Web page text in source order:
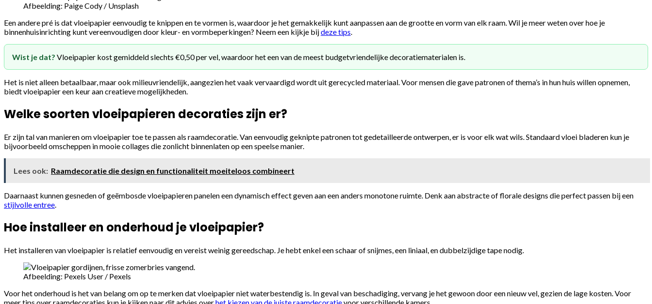
Afbeelding: Paige Cody / Unsplash
Een andere pré is dat vloeipapier eenvoudig te knippen en te vormen is, waardoor je het gemakkelijk kunt aanpassen aan de grootte en vorm van elk raam. Wil je meer weten over hoe je
binnenhuisinrichting kunt vereenvoudigen door kleur- en vormbeperkingen? Neem een kijkje bijdeze tips.
Wist je dat? Vloeipapier kost gemiddeld slechts €0,50 per vel, waardoor het een van de meest budgetvriendelijke decoratiematerialen is.
Het is niet alleen betaalbaar, maar ook milieuvriendelijk, aangezien het vaak vervaardigd wordt uit gerecycled materiaal. Voor mensen die gave patronen of thema’s in hun huis willen opnemen,
biedt vloeipapier een keur aan creatieve mogelijkheden.
Welke soorten vloeipapieren decoraties zijn er?
Er zijn tal van manieren om vloeipapier toe te passen als raamdecoratie. Van eenvoudig geknipte patronen tot gedetailleerde ontwerpen, er is voor elk wat wils. Standaard vloei bladeren kun je
bijvoorbeeld omscheppen in mooie collages die zonlicht binnenlaten op een speelse manier.
Lees ook: Raamdecoratie die design en functionaliteit moeiteloos combineert
Daarnaast kunnen gesneden of geëmbosde vloeipapieren panelen een dynamisch effect geven aan een anders monotone ruimte. Denk aan abstracte of florale designs die perfect passen bij een
stijlvolle entree
Hoe installeer en onderhoud je vloeipapier?
Het installeren van vloeipapier is relatief eenvoudig en vereist weinig gereedschap. Je hebt enkel een schaar of snijmes, een liniaal, en dubbelzijdige tape nodig.
Afbeelding: Pexels User / Pexels
Voor het onderhoud is het van belang om op te merken dat vloeipapier niet waterbestendig is. In geval van beschadiging, vervang je het gewoon door een nieuw vel, gezien de lage kosten. Voor
meer tips over raamdecoraties kun je kijken naar dit advies overhet kiezen van de juiste raamdecoratievoor verschillende kamers.